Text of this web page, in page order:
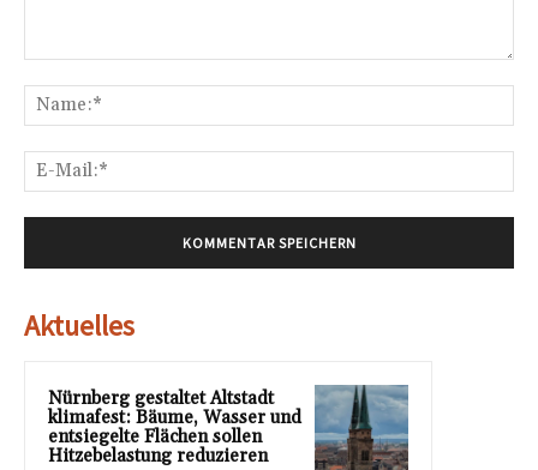
Aktuelles
Nürnberg gestaltet Altstadt
klimafest: Bäume, Wasser und
entsiegelte Flächen sollen
Hitzebelastung reduzieren